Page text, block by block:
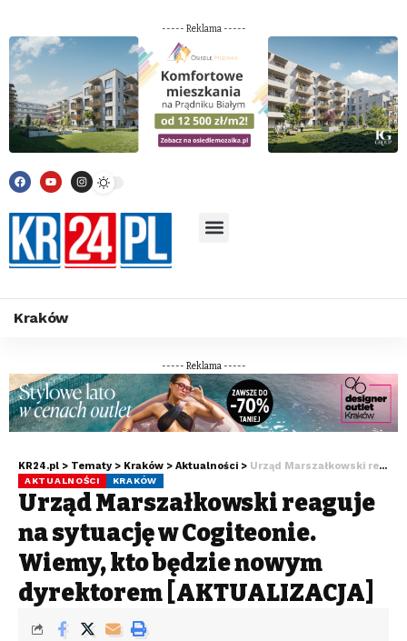
----- Reklama -----
Kraków
----- Reklama -----
KR24.pl > Tematy > Kraków > Aktualności > Urząd Marszałkowski reaguje na sytuację w Cogiteonie. Wiemy, kto będzie nowym dyrektorem [AKTUALIZACJA]
AKTUALNOŚCI KRAKÓW
Urząd Marszałkowski reaguje
na sytuację w Cogiteonie.
Wiemy, kto będzie nowym
dyrektorem [AKTUALIZACJA]